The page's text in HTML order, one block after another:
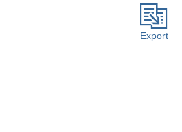
Export